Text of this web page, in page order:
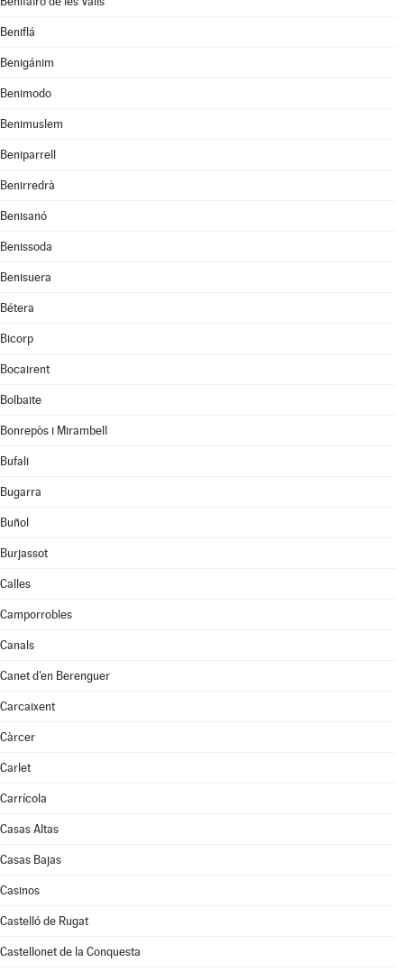
Beniflá
Benigánim
Benimodo
Benimuslem
Beniparrell
Benirredrà
Benisanó
Benissoda
Benisuera
Bétera
Bicorp
Bocairent
Bolbaite
Bonrepòs i Mirambell
Bufali
Bugarra
Buñol
Burjassot
Calles
Camporrobles
Canals
Canet d'en Berenguer
Carcaixent
Càrcer
Carlet
Carrícola
Casas Altas
Casas Bajas
Casinos
Castelló de Rugat
Castellonet de la Conquesta